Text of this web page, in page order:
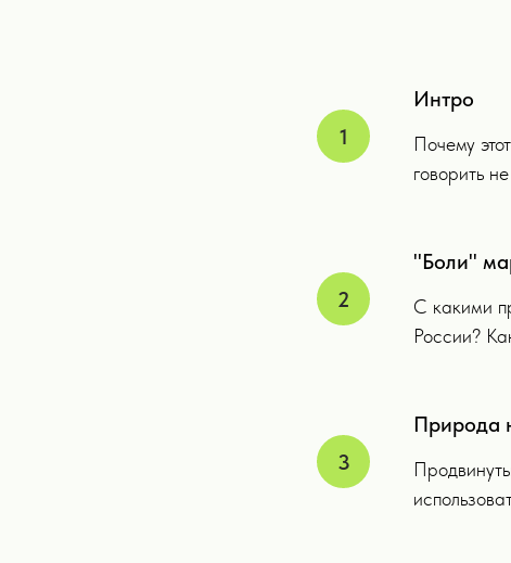
Интро
Почему
говорить
"Боли"
С какими
России?
Природа